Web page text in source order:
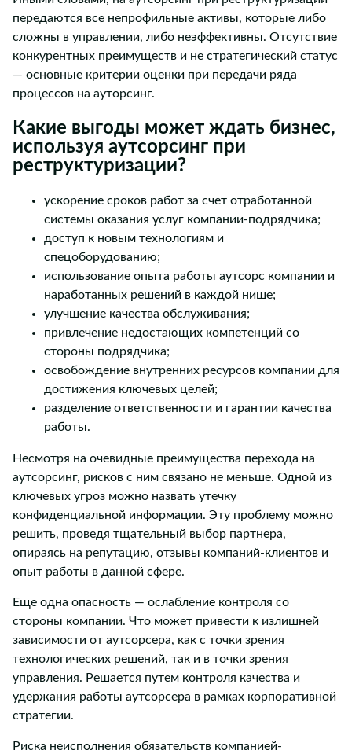
передаются все непрофильные активы, которые либо
сложны в управлении, либо неэффективны. Отсутствие
конкурентных преимуществ и не стратегический статус
— основные критерии оценки при передачи ряда
процессов на ауторсинг.
Какие выгоды может ждать бизнес,
используя аутсорсинг при
реструктуризации?
ускорение сроков работ за счет отработанной
системы оказания услуг компании-подрядчика;
доступ к новым технологиям и
спецоборудованию;
использование опыта работы аутсорс компании и
наработанных решений в каждой нише;
улучшение качества обслуживания;
привлечение недостающих компетенций со
стороны подрядчика;
освобождение внутренних ресурсов компании для
достижения ключевых целей;
разделение ответственности и гарантии качества
работы.
Несмотря на очевидные преимущества перехода на
аутсорсинг, рисков с ним связано не меньше. Одной из
ключевых угроз можно назвать утечку
конфиденциальной информации. Эту проблему можно
решить, проведя тщательный выбор партнера,
опираясь на репутацию, отзывы компаний-клиентов и
опыт работы в данной сфере.
Еще одна опасность — ослабление контроля со
стороны компании. Что может привести к излишней
зависимости от аутсорсера, как с точки зрения
технологических решений, так и в точки зрения
управления. Решается путем контроля качества и
удержания работы аутсорсера в рамках корпоративной
стратегии.
Риска неисполнения обязательств компанией-